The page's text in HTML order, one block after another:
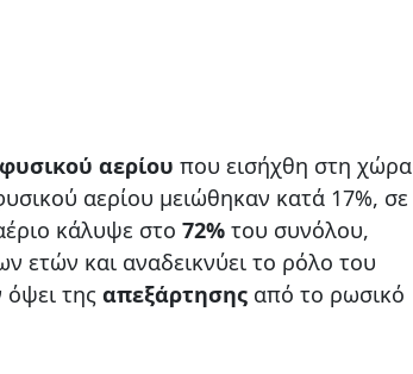
αερίου που εισήχθη στη χώρα
αερίου μειώθηκαν κατά 17%, σε
κάλυψε στο 72% του συνόλου,
ετών και αναδεικνύει το ρόλο του
όψει της απεξάρτησης από το ρωσικό